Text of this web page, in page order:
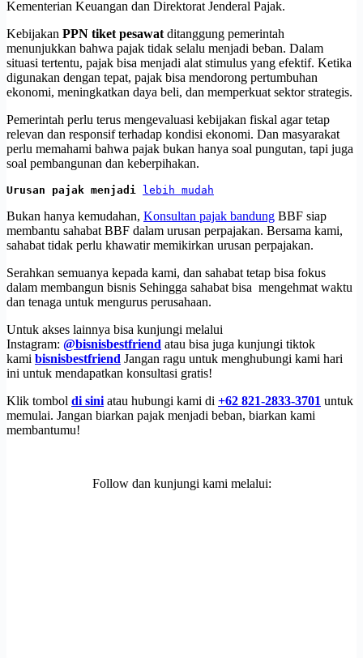
Kementerian Keuangan dan Direktorat Jenderal Pajak.
Kebijakan PPN tiket pesawat ditanggung pemerintah
menunjukkan bahwa pajak tidak selalu menjadi beban. Dalam
situasi tertentu, pajak bisa menjadi alat stimulus yang efektif. Ketika
digunakan dengan tepat, pajak bisa mendorong pertumbuhan
ekonomi, meningkatkan daya beli, dan memperkuat sektor strategis.
Pemerintah perlu terus mengevaluasi kebijakan fiskal agar tetap
relevan dan responsif terhadap kondisi ekonomi. Dan masyarakat
perlu memahami bahwa pajak bukan hanya soal pungutan, tapi juga
soal pembangunan dan keberpihakan.
Urusan pajak menjadi lebih mudah
Bukan hanya kemudahan, Konsultan pajak bandung BBF siap
membantu sahabat BBF dalam urusan perpajakan. Bersama kami,
sahabat tidak perlu khawatir memikirkan urusan perpajakan.
Serahkan semuanya kepada kami, dan sahabat tetap bisa fokus
dalam membangun bisnis Sehingga sahabat bisa mengehmat waktu
dan tenaga untuk mengurus perusahaan.
Untuk akses lainnya bisa kunjungi melalui
Instagram: @bisnisbestfriend atau bisa juga kunjungi tiktok
kami bisnisbestfriend Jangan ragu untuk menghubungi kami hari
ini untuk mendapatkan konsultasi gratis!
Klik tombol di sini atau hubungi kami di +62 821-2833-3701 untuk
memulai. Jangan biarkan pajak menjadi beban, biarkan kami
membantumu!
Follow dan kunjungi kami melalui: